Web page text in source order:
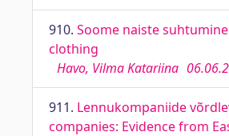
910. Soome naiste
clothing
Havo, Vilma Katariina
911. Lennukompaniide
companies: Evidence from